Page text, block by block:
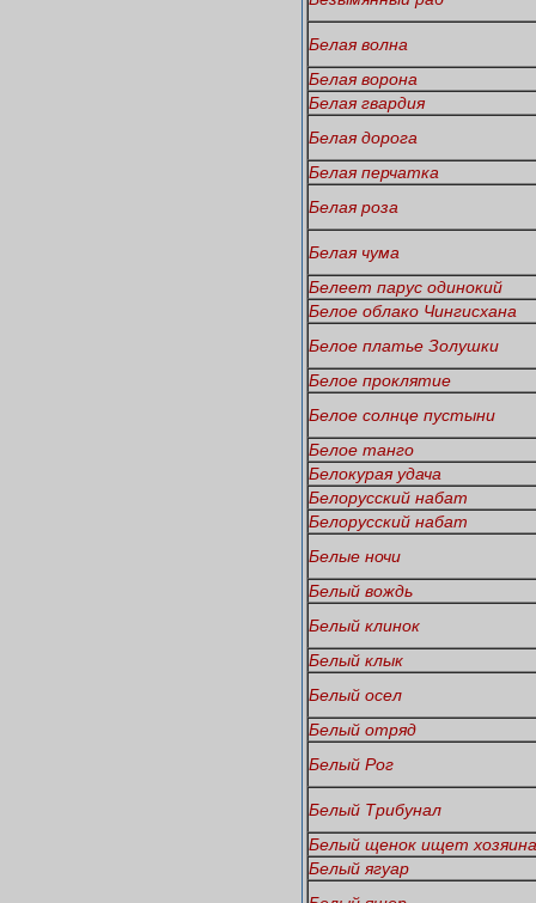
Белая волна
Белая ворона
Белая гвардия
Белая дорога
Белая перчатка
Белая роза
Белая чума
Белеет парус одинокий
Белое облако Чингисхана
Белое платье Золушки
Белое проклятие
Белое солнце пустыни
Белое танго
Белокурая удача
Белорусский набат
Белорусский набат
Белые ночи
Белый вождь
Белый клинок
Белый клык
Белый осел
Белый отряд
Белый Рог
Белый Трибунал
Белый щенок ищет хозяина
Белый ягуар